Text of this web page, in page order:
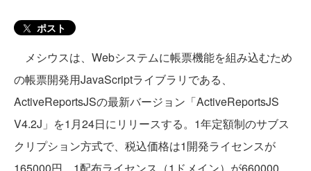
ポスト
メシウスは、Webシステムに帳票機能を組み込むため
の帳票開発用JavaScriptライブラリである、
ActiveReportsJSの最新バージョン「ActiveReportsJS
V4.2J」を1月24日にリリースする。1年定額制のサブス
クリプション方式で、税込価格は1開発ライセンスが